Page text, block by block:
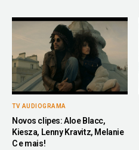
TV AUDIOGRAMA
Novos clipes: Aloe Blacc,
Kiesza, Lenny Kravitz, Melanie
C e mais!